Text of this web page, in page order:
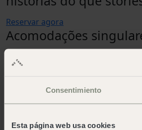
Consentimiento
Esta página web usa cookies
Reservar agora
Acomodações
Se decidirá vir sem crianças, é uma
ou se viajarem de furgão, temos
Alojamento singular